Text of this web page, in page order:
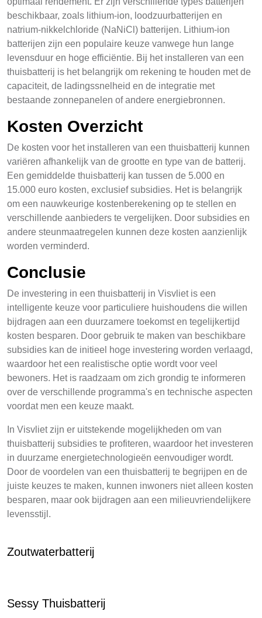
beschikbaar, zoals lithium-ion, loodzuurbatterijen en
natrium-nikkelchloride (NaNiCl) batterijen. Lithium-ion
batterijen zijn een populaire keuze vanwege hun lange
levensduur en hoge efficiëntie. Bij het installeren van een
thuisbatterij is het belangrijk om rekening te houden met de
capaciteit, de ladingssnelheid en de integratie met
bestaande zonnepanelen of andere energiebronnen.
Kosten Overzicht
De kosten voor het installeren van een thuisbatterij kunnen
variëren afhankelijk van de grootte en type van de batterij.
Een gemiddelde thuisbatterij kan tussen de 5.000 en
15.000 euro kosten, exclusief subsidies. Het is belangrijk
om een nauwkeurige kostenberekening op te stellen en
verschillende aanbieders te vergelijken. Door subsidies en
andere steunmaatregelen kunnen deze kosten aanzienlijk
worden verminderd.
Conclusie
De investering in een thuisbatterij in Visvliet is een
intelligente keuze voor particuliere huishoudens die willen
bijdragen aan een duurzamere toekomst en tegelijkertijd
kosten besparen. Door gebruik te maken van beschikbare
subsidies kan de initieel hoge investering worden verlaagd,
waardoor het een realistische optie wordt voor veel
bewoners. Het is raadzaam om zich grondig te informeren
over de verschillende programma's en technische aspecten
voordat men een keuze maakt.
In Visvliet zijn er uitstekende mogelijkheden om van
thuisbatterij subsidies te profiteren, waardoor het investeren
in duurzame energietechnologieën eenvoudiger wordt.
Door de voordelen van een thuisbatterij te begrijpen en de
juiste keuzes te maken, kunnen inwoners niet alleen kosten
besparen, maar ook bijdragen aan een milieuvriendelijkere
levensstijl.
Zoutwaterbatterij
Sessy Thuisbatterij